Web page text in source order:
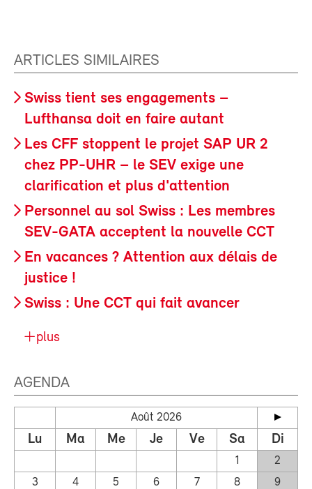
ARTICLES SIMILAIRES
Swiss tient ses engagements –
Lufthansa doit en faire autant
Les CFF stoppent le projet SAP UR 2
chez PP-UHR – le SEV exige une
clarification et plus d'attention
Personnel au sol Swiss : Les membres
SEV-GATA acceptent la nouvelle CCT
En vacances ? Attention aux délais de
justice !
Swiss : Une CCT qui fait avancer
plus
AGENDA
Août 2026
Lu Ma Me Je Ve Sa Di
1
2
3
4 5 6 7 8
9